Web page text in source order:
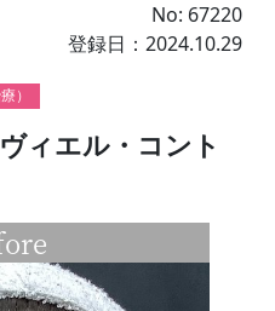
No: 67220
登録日：2024.10.29
）
ィエル・コント